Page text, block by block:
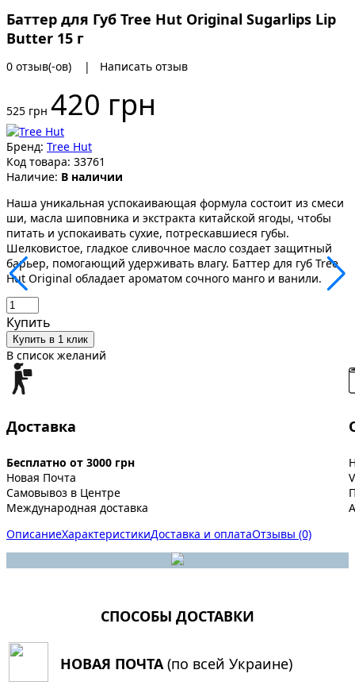
Баттер для Губ Tree Hut Original Sugarlips Lip
Butter 15 г
0 отзыв(-ов) | Написать отзыв
525 грн 420 грн
Бренд: Tree Hut
Код товара: 33761
Наличие: В наличии
Наша уникальная успокаивающая формула состоит из смеси
ши, масла шиповника и экстракта китайской ягоды, чтобы
питать и успокаивать сухие, потрескавшиеся губы.
Шелковистое, гладкое сливочное масло создает защитный
барьер, помогающий удерживать влагу. Баттер для губ Tree
Hut Original обладает ароматом сочного манго и ванили.
Купить
Купить в 1 клик
В список желаний
Доставка
Бесплатно от 3000 грн
Новая Почта
Самовывоз в Центре
Международная доставка
ОписаниеХарактеристикиДоставка и оплатаОтзывы (0)
СПОСОБЫ ДОСТАВКИ
НОВАЯ ПОЧТА (по всей Украине)